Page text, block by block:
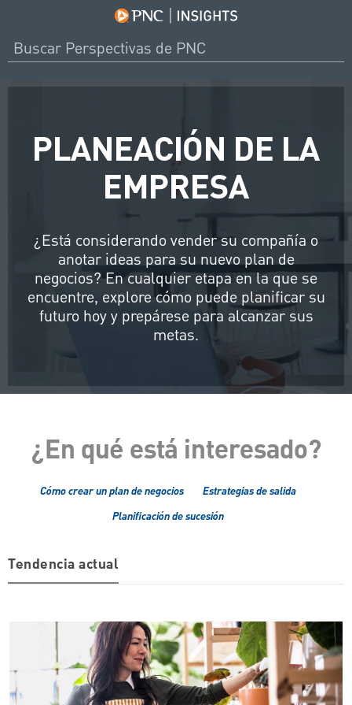
PLANEACIÓN DE LA
EMPRESA
¿Está considerando vender su compañía o
anotar ideas para su nuevo plan de
negocios? En cualquier etapa en la que se
encuentre, explore cómo puede planificar su
futuro hoy y prepárese para alcanzar sus
metas.
¿En qué está interesado?
Cómo crear un plan de negocios
Estrategias de salida
Planificación de sucesión
Tendencia actual